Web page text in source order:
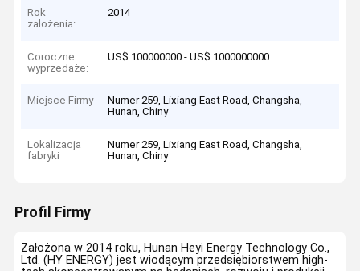
Rok
założenia:
2014
Coroczne
wyprzedaże:
US$ 100000000 - US$ 1000000000
Miejsce Firmy
Numer 259, Lixiang East Road, Changsha,
Hunan, Chiny
Lokalizacja
fabryki
Numer 259, Lixiang East Road, Changsha,
Hunan, Chiny
Profil Firmy
Założona w 2014 roku, Hunan Heyi Energy Technology Co.,
Ltd. (HY ENERGY) jest wiodącym przedsiębiorstwem high-